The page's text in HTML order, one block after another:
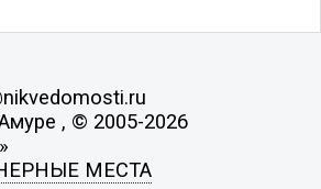
, © 2005-2026
МЕСТА